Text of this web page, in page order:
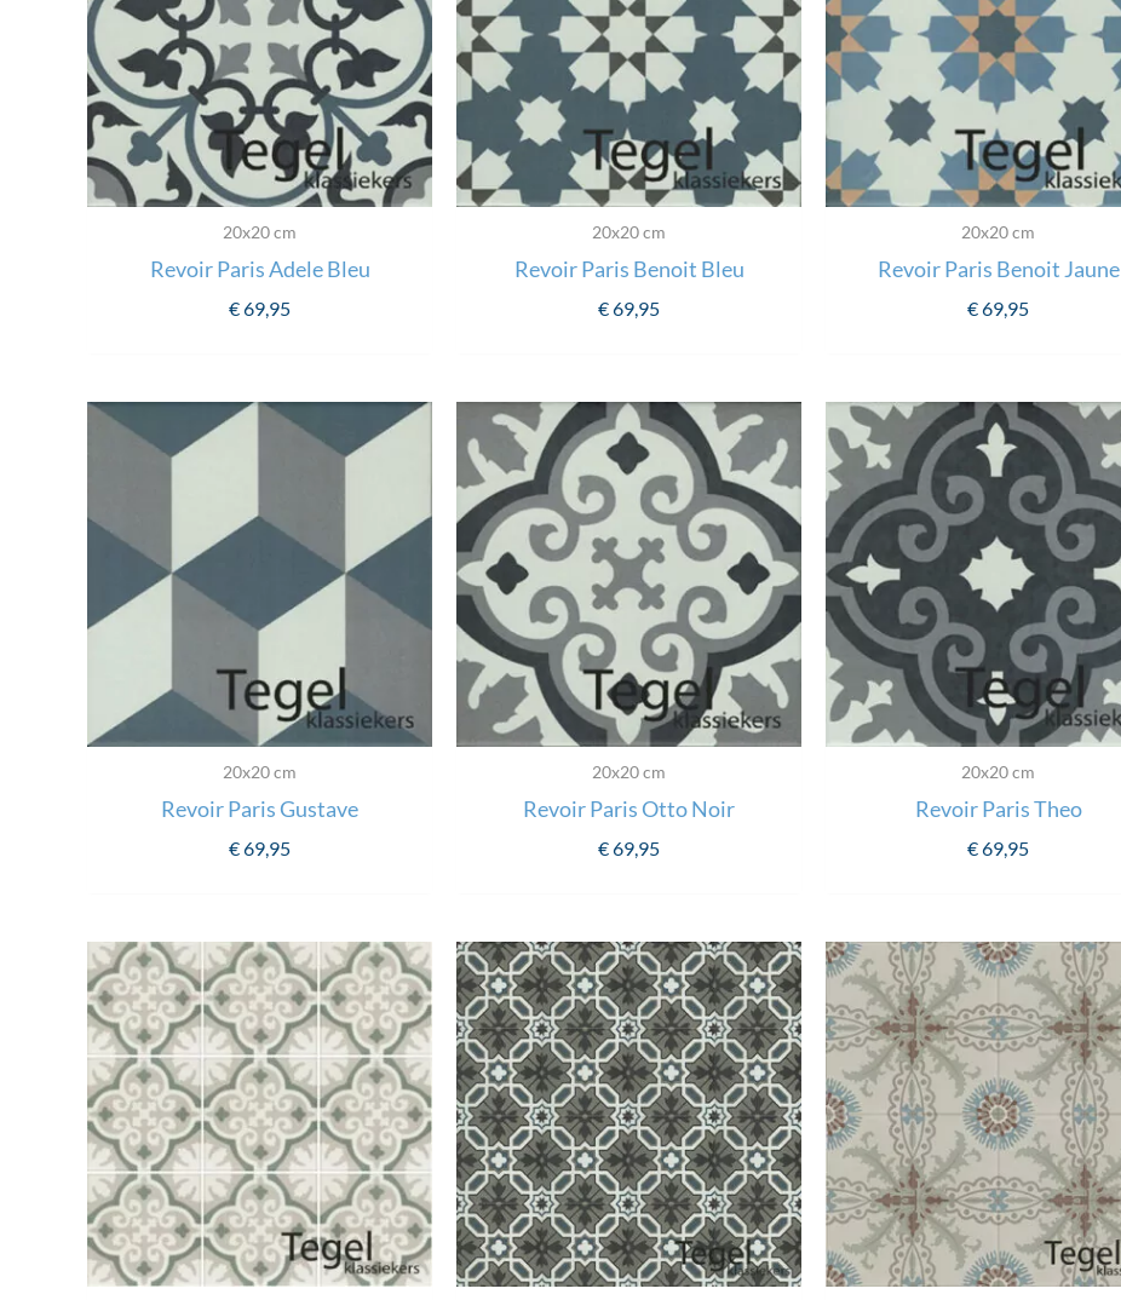
20x20 cm
Revoir Paris Adele Bleu
€69,95
20x20 cm
Revoir Paris Benoit Bleu
€69,95
20x20 cm
Revoir Paris Benoit Jaune
€69,95
20x20 cm
Revoir Paris Gustave
€69,95
20x20 cm
Revoir Paris Otto Noir
€69,95
20x20 cm
Revoir Paris Theo
€69,95